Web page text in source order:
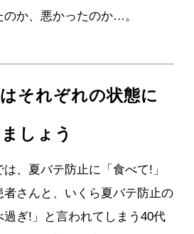
か、悪かったのか…。
それぞれの状態に
しょう
、夏バテ防止に「食べて!」
者さんと、いくら夏バテ防止の
ぎ!」と言われてしまう40代